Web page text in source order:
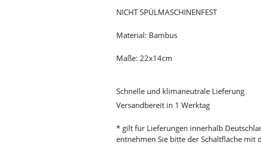
NICHT SPÜLMASCHINENFEST
Material: Bambus
Maße: 22x14cm
Schnelle und klimaneutrale Lieferung
Versandbereit in 1 Werktag
* gilt für Lieferungen innerhalb
entnehmen Sie bitte der Schaltfläche mit